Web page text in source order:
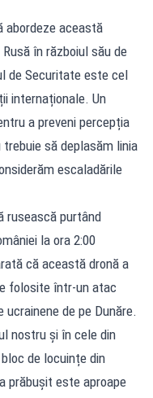
abordeze această
în războiul său de
de Securitate este cel
internaționale. Un
a preveni percepția
să deplasăm linia
escaladările
rusească purtând
la ora 2:00
că această dronă a
folosite într-un atac
de pe Dunăre.
nostru și în cele din
de locuințe din
prăbușit este aproape